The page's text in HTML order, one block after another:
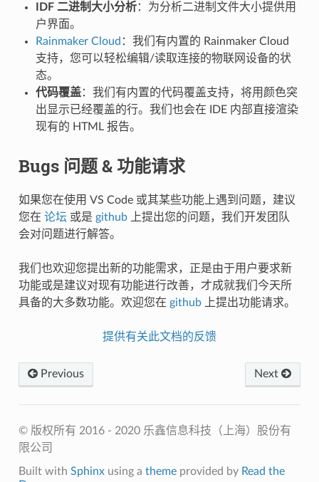
IDF 二进制大小分析：为分析二进制文件大小提供用
户界面。
Rainmaker Cloud ：我们有内置的 Rainmaker Cloud
支持，您可以轻松编辑/读取连接的物联网设备的状
态。
代码覆盖：我们有内置的代码覆盖支持，将用颜色突
出显示已经覆盖的行。我们也会在 IDE 内部直接渲染
现有的 HTML 报告。
Bugs 问题 & 功能请求
如果您在使用 VS Code 或其某些功能上遇到问题，建议
您在 论坛或是 github上提出您的问题，我们开发团队
会对问题进行解答。
我们也欢迎您提出新的功能需求，正是由于用户要求新
功能或是建议对现有功能进行改善，才成就我们今天所
具备的大多数功能。欢迎您在 github上提出功能请求。
提供有关此文档的反馈
Next
Previous
© 版权所有 2016 - 2020 乐鑫信息科技（上海）股份有
限公司
Built with Sphinxusing a themeprovided by Read the